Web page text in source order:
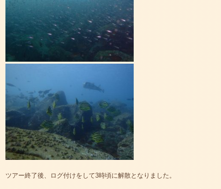
ツアー終了後、ログ付けをして3時頃に解散となりました。